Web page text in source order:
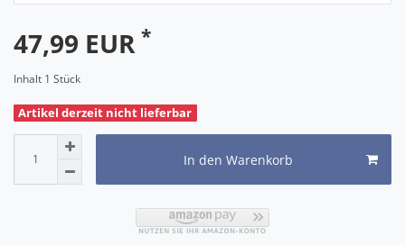
47,99 EUR *
Inhalt 1 Stück
Artikel derzeit nicht lieferbar
In den Warenkorb